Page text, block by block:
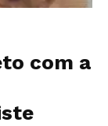
com a